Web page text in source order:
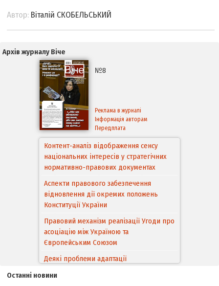
Автор: Віталій СКОБЕЛЬСЬКИЙ
Архів журналу Віче
№8
Реклама в журналі
Інформація авторам
Передплата
Контент-аналіз відображення сенсу
національних інтересів у стратегічних
нормативно-правових документах
Аспекти правового забезпечення
відновлення дії окремих положень
Конституції України
Правовий механізм реалізації Угоди про
асоціацію між Україною та
Європейським Cоюзом
Деякі проблеми адаптації
походження товарів відповідно до
Останні новини